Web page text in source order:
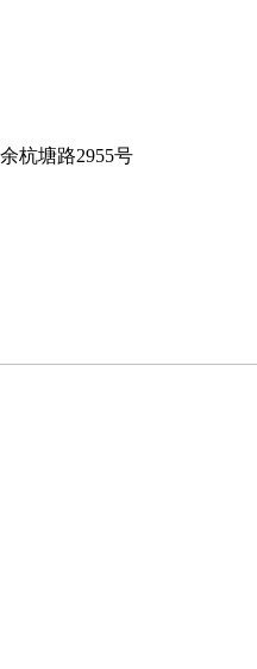
杭塘路2955号